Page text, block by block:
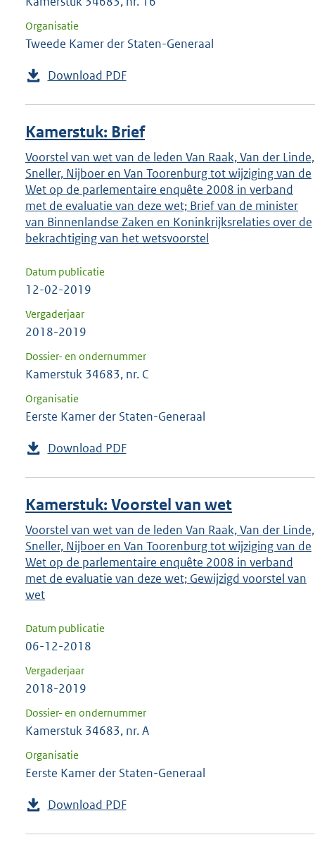
Organisatie
Tweede Kamer der Staten-Generaal
Download PDF
Kamerstuk: Brief
Voorstel van wet van de leden Van Raak, Van der Linde,
Sneller, Nijboer en Van Toorenburg tot wijziging van de
Wet op de parlementaire enquête 2008 in verband
met de evaluatie van deze wet; Brief van de minister
van Binnenlandse Zaken en Koninkrijksrelaties over de
bekrachtiging van het wetsvoorstel
Datum publicatie
12-02-2019
Vergaderjaar
2018-2019
Dossier- en ondernummer
Kamerstuk 34683, nr. C
Organisatie
Eerste Kamer der Staten-Generaal
Download PDF
Kamerstuk: Voorstel van wet
Voorstel van wet van de leden Van Raak, Van der Linde,
Sneller, Nijboer en Van Toorenburg tot wijziging van de
Wet op de parlementaire enquête 2008 in verband
met de evaluatie van deze wet; Gewijzigd voorstel van
wet
Datum publicatie
06-12-2018
Vergaderjaar
2018-2019
Dossier- en ondernummer
Kamerstuk 34683, nr. A
Organisatie
Eerste Kamer der Staten-Generaal
Download PDF